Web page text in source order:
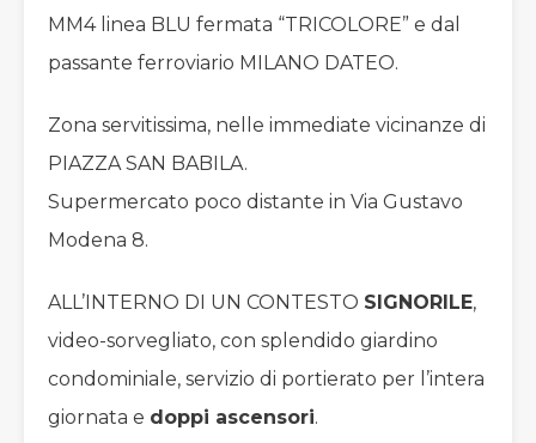
MM4 linea BLU fermata “TRICOLORE” e dal
passante ferroviario MILANO DATEO.
Zona servitissima, nelle immediate vicinanze di
PIAZZA SAN BABILA.
Supermercato poco distante in Via Gustavo
Modena 8.
ALL’INTERNO DI UN CONTESTO SIGNORILE,
video-sorvegliato, con splendido giardino
condominiale, servizio di portierato per l’intera
giornata e doppi ascensori.